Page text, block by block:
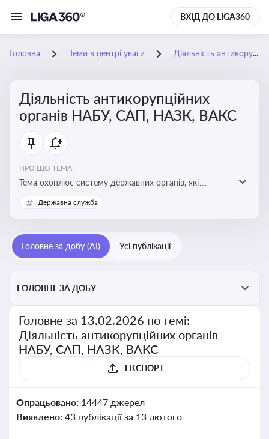
ВХІД ДО LIGA360
Головна Теми в центрі уваги Діяльність антикорупційних органів НАБУ, САП, НАЗК, ВАКС
Діяльність антикорупційних
органів НАБУ, САП, НАЗК, ВАКС
ПРО ЩО ТЕМА:
Тема охоплює систему державних органів, які
здійснюють запобігання, виявлення та розслідування
корупційних правопорушень, що є ключовим
у державному управлінні та бізнесі
Державна служба
Головне за добу (AI) Усі публікації
ГОЛОВНЕ ЗА ДОБУ
Головне за 13.02.2026 по темі:
Діяльність антикорупційних органів
НАБУ, САП, НАЗК, ВАКС
ЕКСПОРТ
Опрацьовано: 14447 джерел
Виявлено: 43 публікації за 13 лютого